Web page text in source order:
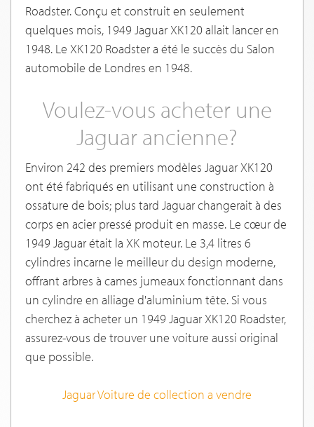
Roadster. Conçu et construit en seulement
quelques mois, 1949 Jaguar XK120 allait lancer en
1948. Le XK120 Roadster a été le succès du Salon
automobile de Londres en 1948.
Voulez-vous acheter une
Jaguar ancienne?
Environ 242 des premiers modèles Jaguar XK120
ont été fabriqués en utilisant une construction à
ossature de bois; plus tard Jaguar changerait à des
corps en acier pressé produit en masse. Le cœur de
1949 Jaguar était la XK moteur. Le 3,4 litres 6
cylindres incarne le meilleur du design moderne,
offrant arbres à cames jumeaux fonctionnant dans
un cylindre en alliage d'aluminium tête. Si vous
cherchez à acheter un 1949 Jaguar XK120 Roadster,
assurez-vous de trouver une voiture aussi original
que possible.
Jaguar Voiture de collection a vendre